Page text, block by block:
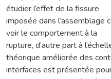
étudier l’effet de la fissure
imposée dans l’assemblage
voir le comportement à la
rupture, d’autre part à
théorique améliorée des
interfaces est présentée